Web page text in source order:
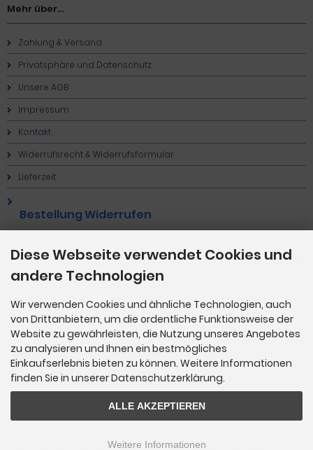
Mehr über...
Zahlung & Versand
Privatsphäre und Datenschutz
Unsere AGB
Impressum
Kontakt
Widerrufsrecht & Widerrufsformular
Lieferzeit
Bestellung Widerrufen
Cookie Einstellungen
Zahlungsmethoden
Diese Webseite verwendet Cookies und
andere Technologien
Wir verwenden Cookies und ähnliche Technologien, auch
von Drittanbietern, um die ordentliche Funktionsweise der
Website zu gewährleisten, die Nutzung unseres Angebotes
zu analysieren und Ihnen ein bestmögliches
Einkaufserlebnis bieten zu können. Weitere Informationen
finden Sie in unserer Datenschutzerklärung.
ALLE AKZEPTIEREN
Weitere Informationen